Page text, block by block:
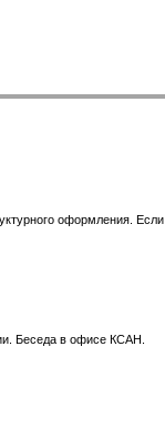
оформления. Если
Беседа в офисе КСАН.